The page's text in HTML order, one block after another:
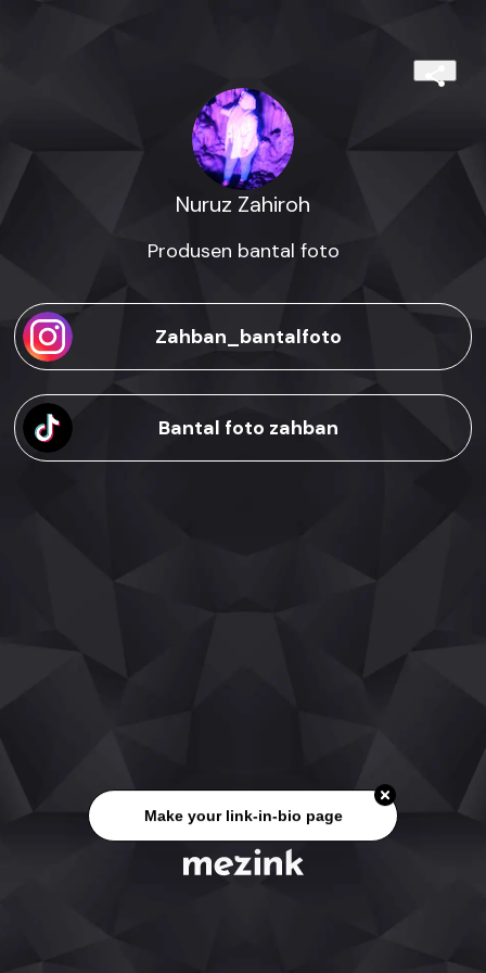
Nuruz Zahiroh
Produsen bantal foto
Zahban_bantalfoto
Bantal foto zahban
Make your link-in-bio page